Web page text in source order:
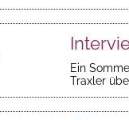
Ein
Traxler